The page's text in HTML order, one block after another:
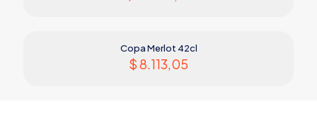
Copa Merlot 42cl
$8.113,05